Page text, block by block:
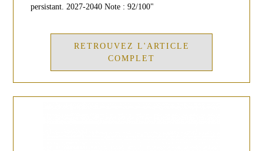
persistant. 2027-2040 Note : 92/100"
RETROUVEZ L'ARTICLE
COMPLET